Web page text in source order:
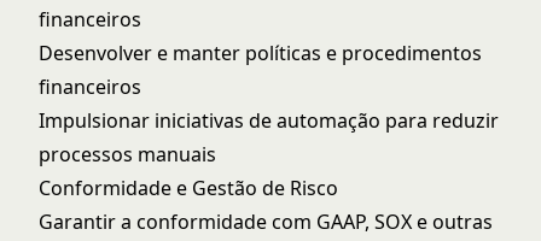
financeiros
Desenvolver e manter políticas e procedimentos
financeiros
Impulsionar iniciativas de automação para reduzir
processos manuais
Conformidade e Gestão de Risco
Garantir a conformidade com GAAP, SOX e outras